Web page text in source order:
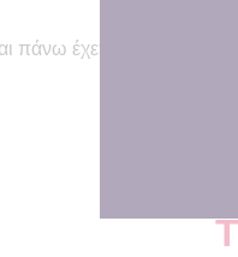
πάνω έχετε και δώρο